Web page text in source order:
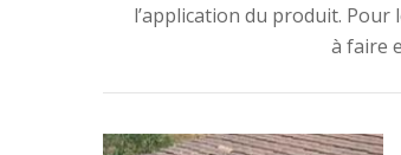
l’application du produit.
à faire